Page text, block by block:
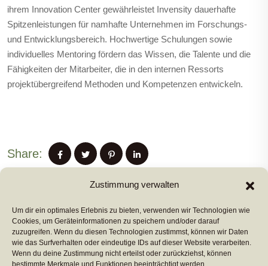
Zustimmung verwalten
Um dir ein optimales Erlebnis zu bieten, verwenden wir Technologien wie
Cookies, um Geräteinformationen zu speichern und/oder darauf
zuzugreifen. Wenn du diesen Technologien zustimmst, können wir Daten
wie das Surfverhalten oder eindeutige IDs auf dieser Website verarbeiten.
Wenn du deine Zustimmung nicht erteilst oder zurückziehst, können
bestimmte Merkmale und Funktionen beeinträchtigt werden.
ihrem Innovation Center gewährleistet Invensity dauerhafte
Spitzenleistungen für namhafte Unternehmen im Forschungs-
und Entwicklungsbereich. Hochwertige Schulungen sowie
individuelles Mentoring fördern das Wissen, die Talente und die
Fähigkeiten der Mitarbeiter, die in den internen Ressorts
projektübergreifend Methoden und Kompetenzen entwickeln.
Share:
PREVIUS POST
NEXT POST